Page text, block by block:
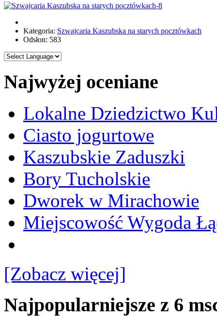
Kategoria: Szwajcaria Kaszubska na starych pocztówkach
Odsłon: 583
Najwyżej oceniane
Lokalne Dziedzictwo
Ciasto jogurtowe
Kaszubskie Zaduszki
Bory Tucholskie
Dworek w Mirachowie
Miejscowość Wygoda
[Zobacz więcej]
Najpopularniejsze z 6